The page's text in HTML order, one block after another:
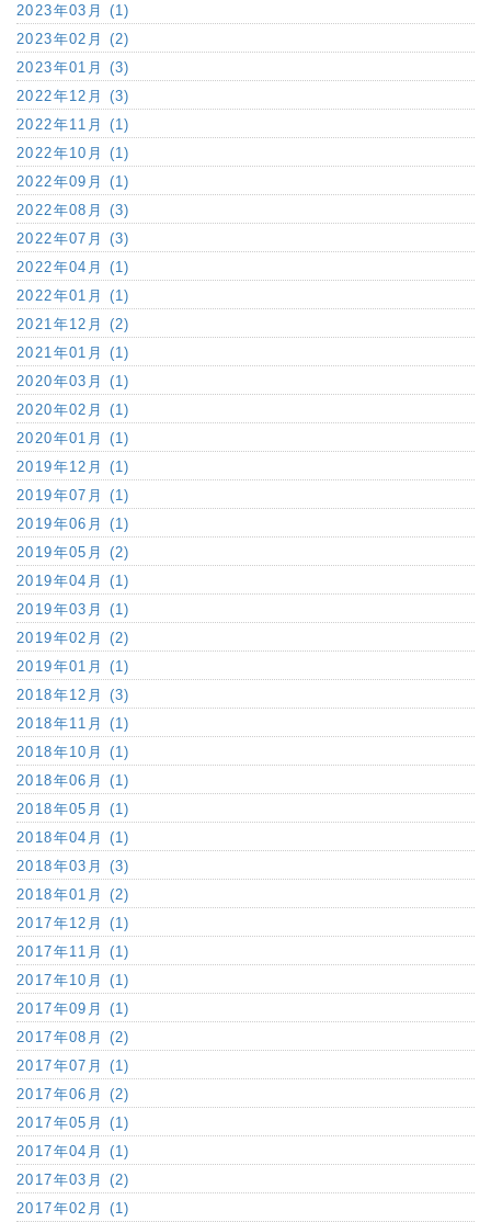
2023年03月 (1)
2023年02月 (2)
2023年01月 (3)
2022年12月 (3)
2022年11月 (1)
2022年10月 (1)
2022年09月 (1)
2022年08月 (3)
2022年07月 (3)
2022年04月 (1)
2022年01月 (1)
2021年12月 (2)
2021年01月 (1)
2020年03月 (1)
2020年02月 (1)
2020年01月 (1)
2019年12月 (1)
2019年07月 (1)
2019年06月 (1)
2019年05月 (2)
2019年04月 (1)
2019年03月 (1)
2019年02月 (2)
2019年01月 (1)
2018年12月 (3)
2018年11月 (1)
2018年10月 (1)
2018年06月 (1)
2018年05月 (1)
2018年04月 (1)
2018年03月 (3)
2018年01月 (2)
2017年12月 (1)
2017年11月 (1)
2017年10月 (1)
2017年09月 (1)
2017年08月 (2)
2017年07月 (1)
2017年06月 (2)
2017年05月 (1)
2017年04月 (1)
2017年03月 (2)
2017年02月 (1)